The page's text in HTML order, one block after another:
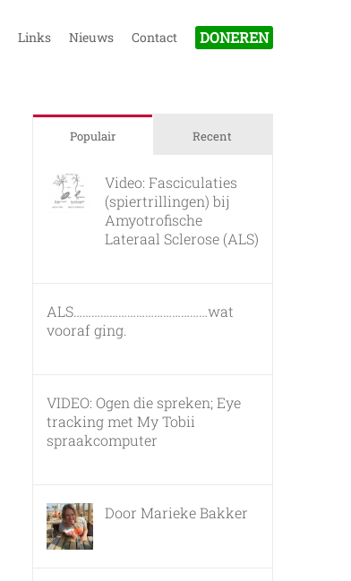
Links Nieuws Contact DONEREN
Populair Recent
Video: Fasciculaties
(spiertrillingen) bij
Amyotrofische
Lateraal Sclerose (ALS)
ALS………………………………………wat
vooraf ging.
VIDEO: Ogen die spreken; Eye
tracking met My Tobii
spraakcomputer
Door Marieke Bakker